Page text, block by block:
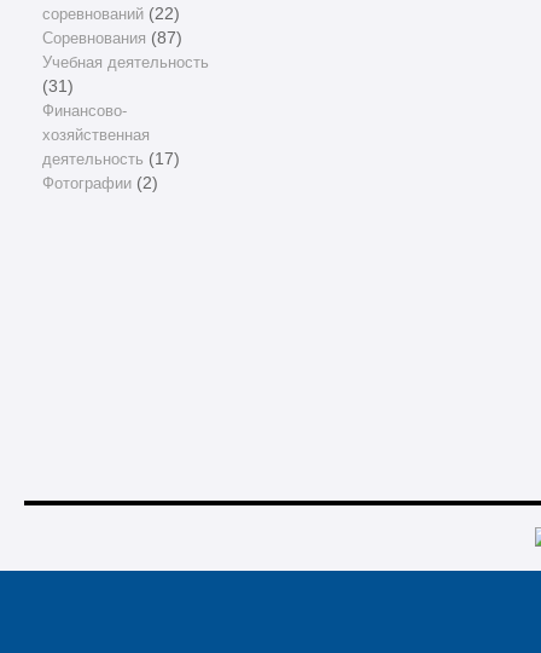
соревнований(22)
Соревнования (87)
Учебная деятельность
(31)
Финансово-
хозяйственная
деятельность (17)
Фотографии(2)